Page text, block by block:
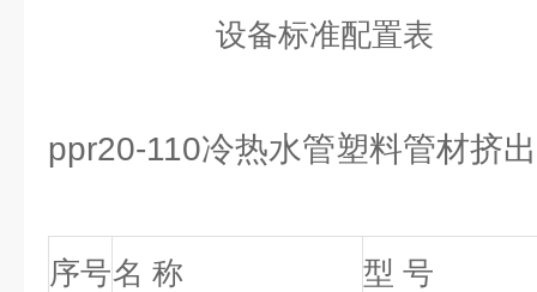
设备标准配置表
ppr20-110冷热水管塑料管材挤
序号名 称 型 号